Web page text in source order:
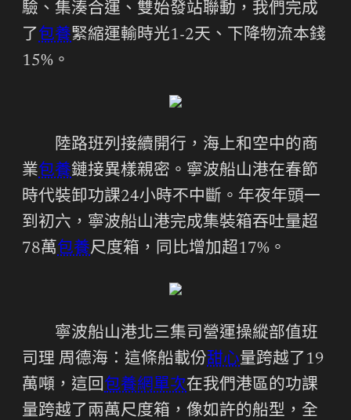
驗、集湊合運、雙始發站聯動，我們完成
了 包養緊縮運輸時光1-2天、下降物流本錢
15%。
陸路班列接續開行，海上和空中的商
業包養鏈接異樣親密。寧波船山港在春節
時代裝卸功課24小時不中斷。年夜年頭一
到初六，寧波船山港完成集裝箱吞吐量超
78萬包養尺度箱，同比增加超17%。
寧波船山港北三集司營運操縱部值班
司理 周德海：這條船載份甜心量跨越了19
萬噸，這回包養網單次在我們港區的功課
量跨越了兩萬尺度箱，像如許的船型，全